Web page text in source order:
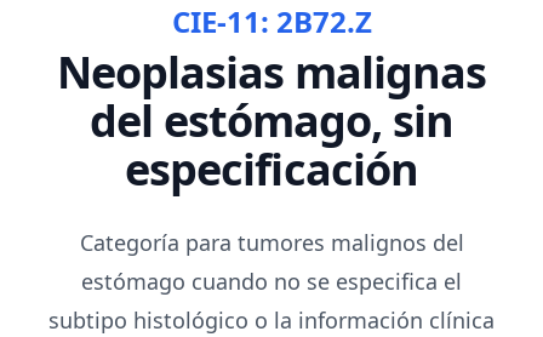
CIE-11: 2B72.Z
Neoplasias malignas
del estómago, sin
especificación
Categoría para tumores malignos del
estómago cuando no se especifica el
subtipo histológico o la información clínica